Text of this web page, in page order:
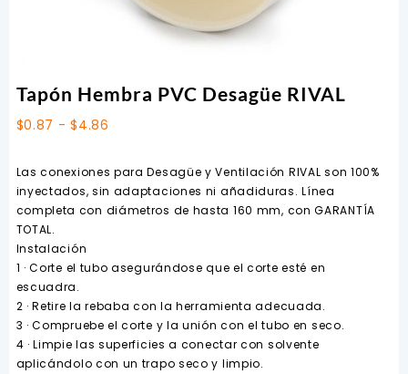
Tapón Hembra PVC Desagüe RIVAL
$0.87 - $4.86
desde
$0.87
hasta
Las conexiones para Desagüe y Ventilación RIVAL son 100%
inyectados, sin adaptaciones ni añadiduras. Línea
completa con diámetros de hasta 160 mm, con GARANTÍA
TOTAL.
Instalación
1 · Corte el tubo asegurándose que el corte esté en
escuadra.
2 · Retire la rebaba con la herramienta adecuada.
3 · Compruebe el corte y la unión con el tubo en seco.
4 · Limpie las superficies a conectar con solvente
aplicándolo con un trapo seco y limpio.